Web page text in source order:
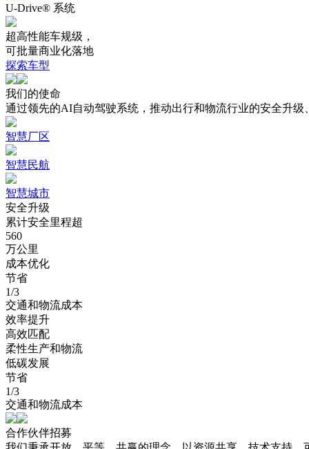
U-Drive® 系统
超高性能车规级，
可批量商业化落地
探索车型
我们的使命
通过领先的AI自动驾驶系统，推动出行和物流行业的安全升
智慧厂区
智慧民航
智慧城市
安全升级
累计安全里程超
560
万公里
成本优化
节省
1/3
交通和物流成本
效率提升
高效匹配
柔性生产和物流
低碳发展
节省
1/3
交通和物流成本
合作伙伴招募